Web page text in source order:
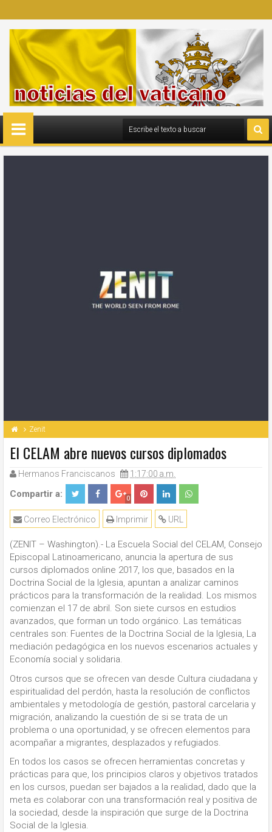
Zenit
El CELAM abre nuevos cursos diplomados
Hermanos Franciscanos 1:17:00 a.m.
Compartir a: 0
URL
Imprimir
Correo Electrónico
(ZENIT – Washington).- La Escuela Social del CELAM, Consejo
Episcopal Latinoamericano, anuncia la apertura de sus
cursos diplomados online 2017, los que, basados en la
Doctrina Social de la Iglesia, apuntan a analizar caminos
prácticos para la transformación de la realidad. Los mismos
comienzan el 17 de abril. Son siete cursos en estudios
avanzados, que forman un todo orgánico. Las temáticas
centrales son: Fuentes de la Doctrina Social de la Iglesia, La
mediación pedagógica en los nuevos escenarios actuales y
Economía social y solidaria.
Otros cursos que se ofrecen van desde Cultura ciudadana y
espiritualidad del perdón, hasta la resolución de conflictos
ambientales y metodología de gestión, pastoral carcelaria y
migración, analizando la cuestión de si se trata de un
problema o una oportunidad, y se ofrecen elementos para
acompañar a migrantes, desplazados y refugiados.
En todos los casos se ofrecen herramientas concretas y
prácticas para que, los principios claros y objetivos tratados
en los cursos, puedan ser bajados a la realidad, dado que la
meta es colaborar con una transformación real y positiva de
la sociedad, desde la inspiración que surge de la Doctrina
Social de la Iglesia.